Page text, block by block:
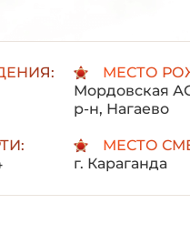
МЕСТО
Мордовская
р-н, Нагаево
МЕСТО
г. Караганда